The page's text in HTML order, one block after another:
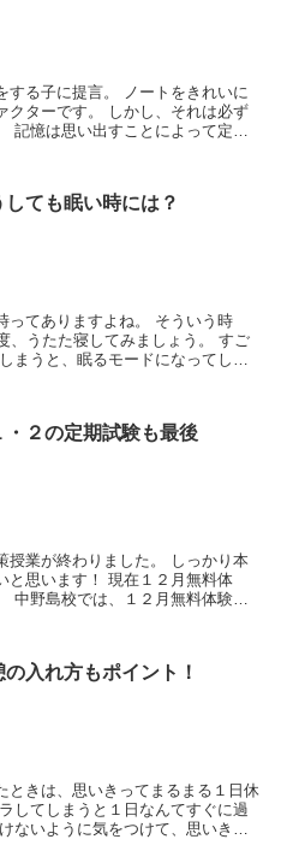
。 ノートをきれいに
かし、それは必ず
着
しても眠い時には？
ますよね。 そういう時
うたた寝してみましょう。 すご
・２の定期試験も最後
わりました。 しっかり本
現在１２月無料体
の入れ方もポイント！
ときは、思いきってまるまる１日休